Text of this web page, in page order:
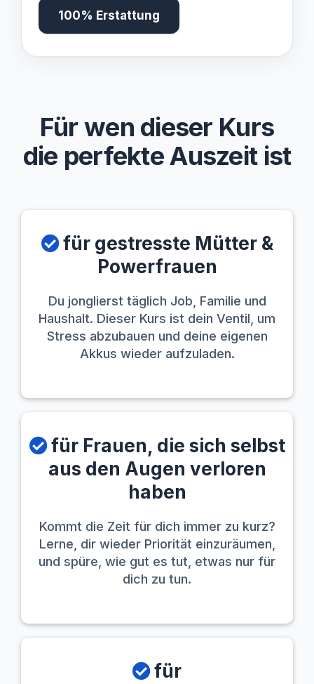
100% Erstattung
Für wen dieser Kurs
die perfekte Auszeit ist
für gestresste Mütter &
Powerfrauen
Du jonglierst täglich Job, Familie und
Haushalt. Dieser Kurs ist dein Ventil, um
Stress abzubauen und deine eigenen
Akkus wieder aufzuladen.
für Frauen, die sich selbst
aus den Augen verloren
haben
Kommt die Zeit für dich immer zu kurz?
Lerne, dir wieder Priorität einzuräumen,
und spüre, wie gut es tut, etwas nur für
dich zu tun.
für